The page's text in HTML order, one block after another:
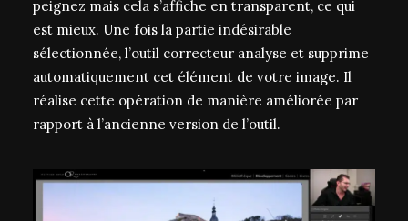
peignez mais cela s’affiche en transparent, ce qui
est mieux. Une fois la partie indésirable
sélectionnée, l’outil correcteur analyse et supprime
automatiquement cet élément de votre image. Il
réalise cette opération de manière améliorée par
rapport à l’ancienne version de l’outil.